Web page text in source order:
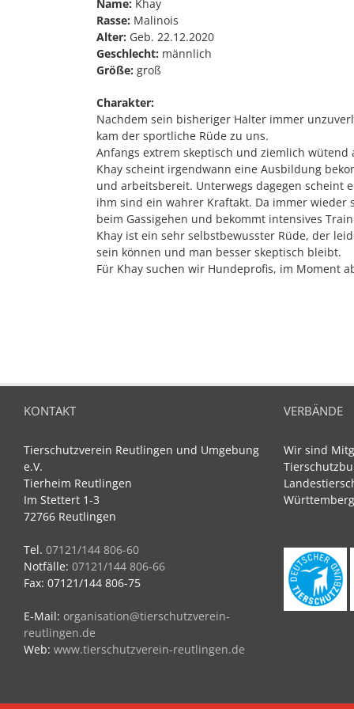
Name: Khay
Rasse: Malinois
Alter: Geb. 22.12.2020
Geschlecht: männlich
Größe: groß
Charakter:
Nachdem sein bisheriger Halter immer
kam der sportliche Rüde zu uns.
Anfangs extrem skeptisch und ziemlich
Khay scheint irgendwann eine Ausbildung
und arbeitsbereit. Unterwegs dagegen scheint
ihm sind ein wahrer Kraftakt. Da immer
beim Gassigehen und bekommt intensives
Khay ist ein sehr selbstbewusster Rüde, der
sein können und man besser skeptisch bleibt.
Für Khay suchen wir Hundeprofis, im Moment
KONTAKT
Tierschutzverein Reutlingen und Umgebung
e.V.
Tierheim Reutlingen
Im Stettert 1-3
72766 Reutlingen
Tel. 07121/144 806-60
Notfälle: 07121/144 806-66
Fax: 07121/144 806-75
E-Mail: organisation@tierschutzverein-
reutlingen.de
Web: www.tierschutzverein-reutlingen.de
VERBÄNDE
Wir sind